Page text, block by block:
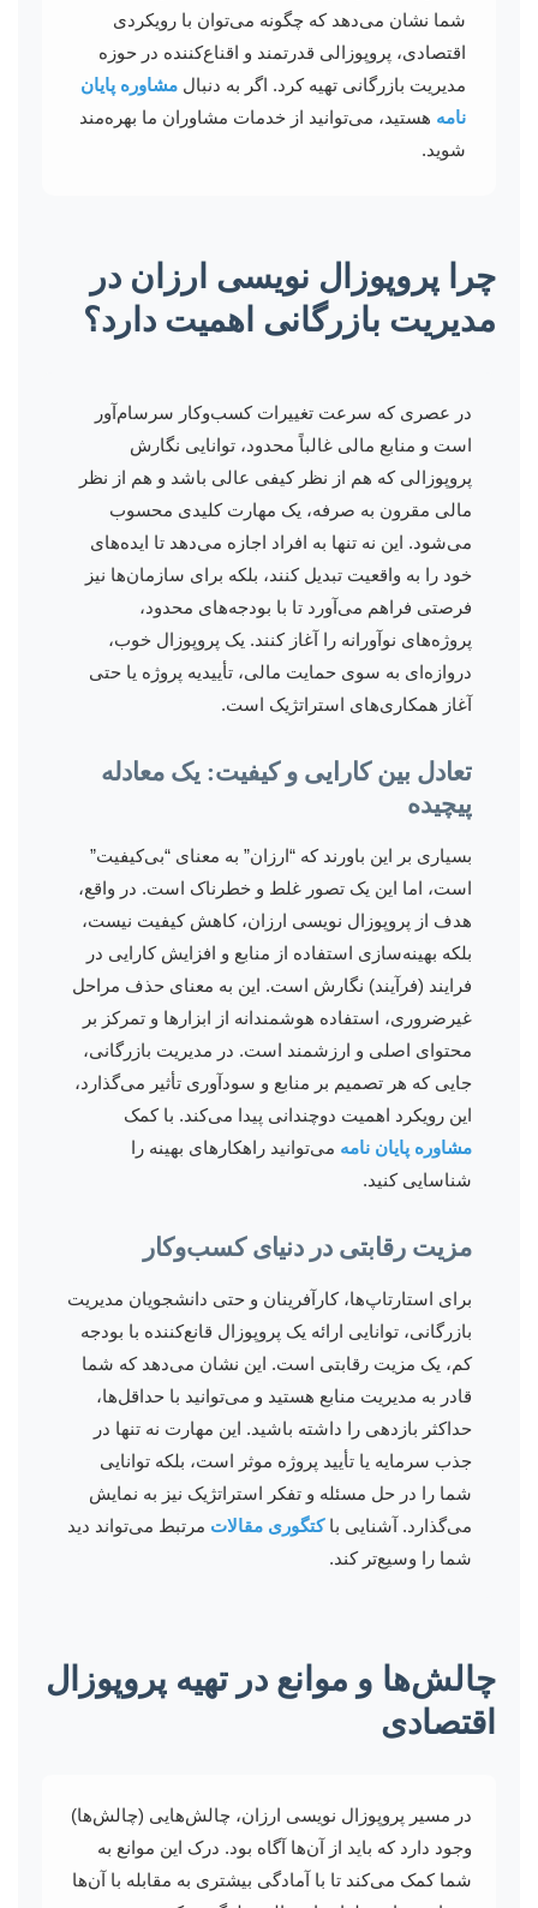
شما نشان می‌دهد که چگونه می‌توان با رویکردی
اقتصادی، پروپوزالی قدرتمند و اقناع‌کننده در حوزه
مدیریت بازرگانی تهیه کرد. اگر به دنبال مشاوره پایان
نامه هستید، می‌توانید از خدمات مشاوران ما بهره‌مند
شوید.
چرا پروپوزال نویسی ارزان در
مدیریت بازرگانی اهمیت دارد؟
در عصری که سرعت تغییرات کسب‌وکار سرسام‌آور
است و منابع مالی غالباً محدود، توانایی نگارش
پروپوزالی که هم از نظر کیفی عالی باشد و هم از نظر
مالی مقرون به صرفه، یک مهارت کلیدی محسوب
می‌شود. این نه تنها به افراد اجازه می‌دهد تا ایده‌های
خود را به واقعیت تبدیل کنند، بلکه برای سازمان‌ها نیز
فرصتی فراهم می‌آورد تا با بودجه‌های محدود،
پروژه‌های نوآورانه را آغاز کنند. یک پروپوزال خوب،
دروازه‌ای به سوی حمایت مالی، تأییدیه پروژه یا حتی
آغاز همکاری‌های استراتژیک است.
تعادل بین کارایی و کیفیت: یک معادله
پیچیده
بسیاری بر این باورند که “ارزان” به معنای “بی‌کیفیت”
است، اما این یک تصور غلط و خطرناک است. در واقع،
هدف از پروپوزال نویسی ارزان، کاهش کیفیت نیست،
بلکه بهینه‌سازی استفاده از منابع و افزایش کارایی در
فرایند (فرآیند) نگارش است. این به معنای حذف مراحل
غیرضروری، استفاده هوشمندانه از ابزارها و تمرکز بر
محتوای اصلی و ارزشمند است. در مدیریت بازرگانی،
جایی که هر تصمیم بر منابع و سودآوری تأثیر می‌گذارد،
این رویکرد اهمیت دوچندانی پیدا می‌کند. با کمک
مشاوره پایان نامه می‌توانید راهکارهای بهینه را
شناسایی کنید.
مزیت رقابتی در دنیای کسب‌وکار
برای استارتاپ‌ها، کارآفرینان و حتی دانشجویان مدیریت
بازرگانی، توانایی ارائه یک پروپوزال قانع‌کننده با بودجه
کم، یک مزیت رقابتی است. این نشان می‌دهد که شما
قادر به مدیریت منابع هستید و می‌توانید با حداقل‌ها،
حداکثر بازدهی را داشته باشید. این مهارت نه تنها در
جذب سرمایه یا تأیید پروژه موثر است، بلکه توانایی
شما را در حل مسئله و تفکر استراتژیک نیز به نمایش
می‌گذارد. آشنایی باکتگوری مقالات مرتبط می‌تواند دید
شما را وسیع‌تر کند.
چالش‌ها و موانع در تهیه پروپوزال
اقتصادی
در مسیر پروپوزال نویسی ارزان، چالش‌هایی (چالش‌ها)
وجود دارد که باید از آن‌ها آگاه بود. درک این موانع به
شما کمک می‌کند تا با آمادگی بیشتری به مقابله با آن‌ها